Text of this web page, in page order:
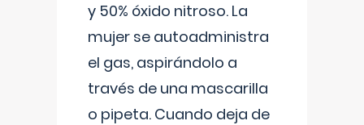
y 50% óxido nitroso. La
mujer se autoadministra
el gas, aspirándolo a
través de una mascarilla
o pipeta. Cuando deja de